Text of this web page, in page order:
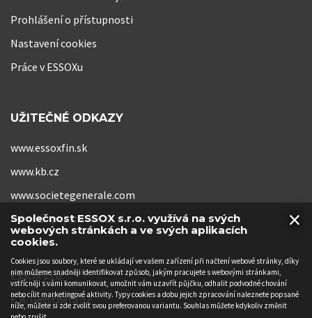
Prohlášení o přístupnosti
Nastavení cookies
Práce v ESSOXu
UŽITEČNÉ ODKAZY
www.essoxfin.sk
www.kb.cz
www.societegenerale.com
www.kb-pojistovna.cz
ESSOX s.r.o.
F. A. Gerstnera 52
×
Společnost ESSOX s.r.o. využívá na svých
webových stránkách a ve svých aplikacích
cookies.
Cookies jsou soubory, které se ukládají ve vašem zařízení při načtení webové stránky, díky
nim můžeme snadněji identifikovat způsob, jakým pracujete s webovými stránkami,
vstřícněji s vámi komunikovat, umožnit vám uzavřít půjčku, odhalit podvodné chování
nebo cílit marketingové aktivity. Typy cookies a dobu jejich zpracování naleznete popsané
níže, můžete si zde zvolit svou preferovanou variantu. Souhlas můžete kdykoliv změnit